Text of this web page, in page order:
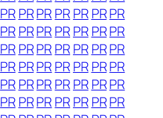
PRPRPRPRPR PRPR
PRPRPRPRPR PRPR
PRPRPRPRPR PRPR
PRPRPRPRPR PRPR
PRPRPRPRPR PRPR
PRPRPRPRPR PRPR